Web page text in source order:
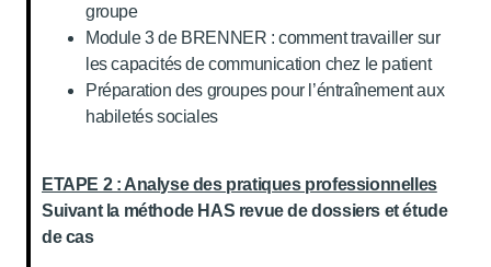
groupe
Module 3 de BRENNER : comment travailler sur
les capacités de communication chez le patient
Préparation des groupes pour l’éntraînement aux
habiletés sociales
ETAPE 2 : Analyse des pratiques professionnelles
Suivant la méthode HAS revue de dossiers et étude
de cas